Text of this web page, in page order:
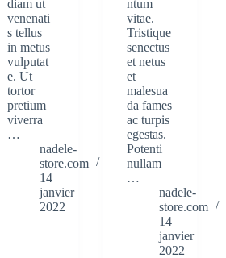
diam ut
venenati
s tellus
in metus
vulputat
e. Ut
tortor
pretium
viverra
…
nadele-
store.com
14
janvier
2022
ntum
vitae.
Tristique
senectus
et netus
et
malesua
da fames
ac turpis
egestas.
Potenti
nullam
…
nadele-
store.com
14
janvier
2022